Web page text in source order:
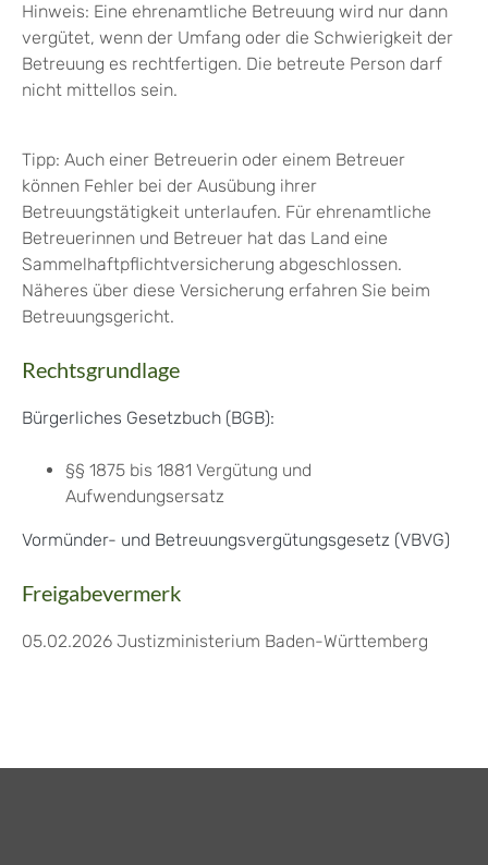
Hinweis: Eine ehrenamtliche Betreuung wird nur dann
vergütet, wenn der Umfang oder die Schwierigkeit der
Betreuung es rechtfertigen. Die betreute Person darf
nicht mittellos sein.
Tipp: Auch einer Betreuerin oder einem Betreuer
können Fehler bei der Ausübung ihrer
Betreuungstätigkeit unterlaufen. Für ehrenamtliche
Betreuerinnen und Betreuer hat das Land eine
Sammelhaftpflichtversicherung abgeschlossen.
Näheres über diese Versicherung erfahren Sie beim
Betreuungsgericht.
Rechtsgrundlage
Bürgerliches Gesetzbuch (BGB):
§§ 1875 bis 1881 Vergütung und
Aufwendungsersatz
Vormünder- und Betreuungsvergütungsgesetz (VBVG)
Freigabevermerk
05.02.2026 Justizministerium Baden-Württemberg